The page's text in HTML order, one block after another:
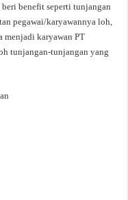
benefit seperti tunjangan
pegawai/karyawannya loh,
menjadi karyawan PT
tunjangan-tunjangan yang